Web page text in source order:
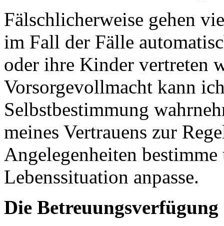
Fälschlicherweise gehen
im Fall der Fälle
oder ihre Kinder vertreten
Vorsorgevollmacht kann
Selbstbestimmung
meines Vertrauens zur
Angelegenheiten
Lebenssituation anpasse.
Die Betreuungsverfügung